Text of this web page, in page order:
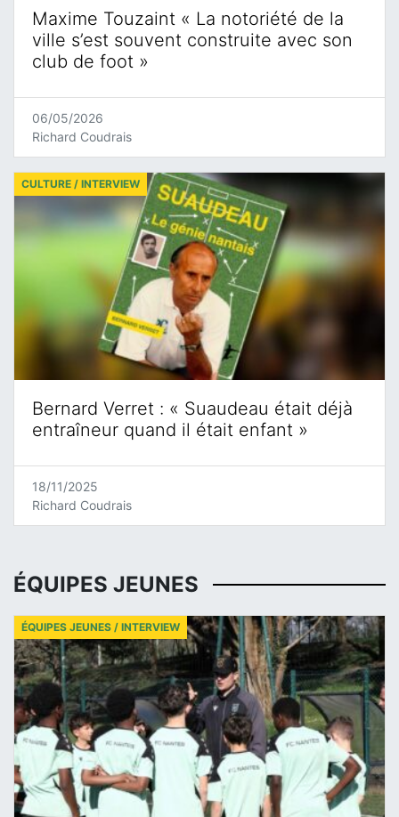
Maxime Touzaint « La notoriété de la
ville s’est souvent construite avec son
club de foot »
06/05/2026
Richard Coudrais
Bernard Verret : « Suaudeau était déjà
entraîneur quand il était enfant »
CULTURE / INTERVIEW
18/11/2025
Richard Coudrais
ÉQUIPES JEUNES
ÉQUIPES JEUNES / INTERVIEW